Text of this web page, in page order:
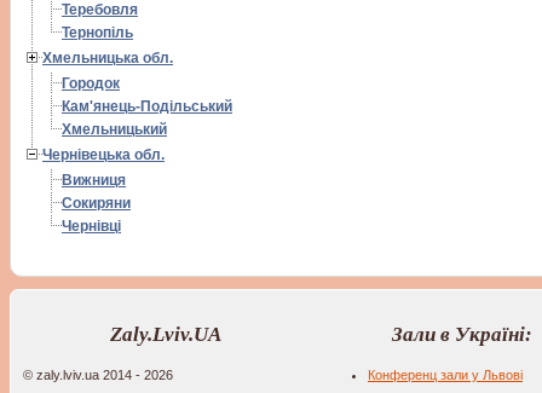
Теребовля
Тернопіль
Хмельницька обл.
Городок
Кам'янець-Подільський
Хмельницький
Чернівецька обл.
Вижниця
Сокиряни
Чернівці
Zaly.Lviv.UA
© zaly.lviv.ua 2014 - 2026
Зали в Україні:
Конференц зали у Львові